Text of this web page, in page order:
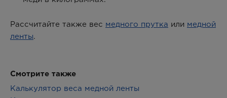
Рассчитайте также вес медного прутка или медной
ленты.
Смотрите также
Калькулятор веса медной ленты